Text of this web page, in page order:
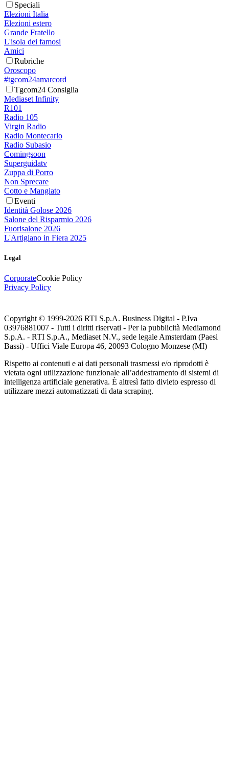
Speciali
Elezioni Italia
Elezioni estero
Grande Fratello
L'isola dei famosi
Amici
Rubriche
Oroscopo
#tgcom24amarcord
Tgcom24 Consiglia
Mediaset Infinity
R101
Radio 105
Virgin Radio
Radio Montecarlo
Radio Subasio
Comingsoon
Superguidatv
Zuppa di Porro
Non Sprecare
Cotto e Mangiato
Eventi
Identità Golose 2026
Salone del Risparmio 2026
Fuorisalone 2026
L'Artigiano in Fiera 2025
Legal
CorporateCookie Policy
Privacy Policy
Copyright © 1999-2026 RTI S.p.A. Business Digital - P.Iva
03976881007 - Tutti i diritti riservati - Per la pubblicità Mediamond
S.p.A. - RTI S.p.A., Mediaset N.V., sede legale Amsterdam (Paesi
Bassi) - Uffici Viale Europa 46, 20093 Cologno Monzese (MI)
Rispetto ai contenuti e ai dati personali trasmessi e/o riprodotti è
vietata ogni utilizzazione funzionale all’addestramento di sistemi di
intelligenza artificiale generativa. È altresì fatto divieto espresso di
utilizzare mezzi automatizzati di data scraping.